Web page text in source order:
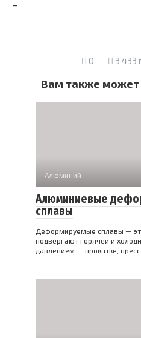
–
0 3 433
Вам также может
Алюминий
Алюминиевые
сплавы
Деформируемые сплавы —
подвергают горячей и
давлением — прокатке,